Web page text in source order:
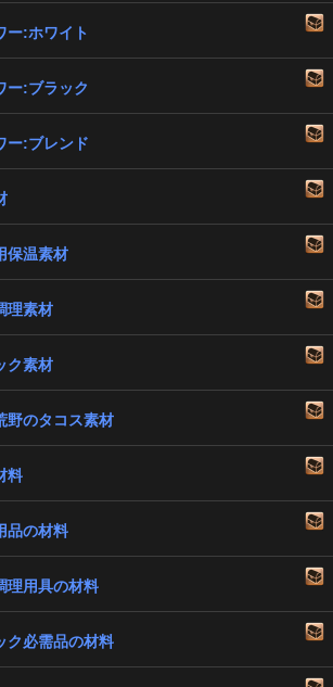
ー:ホワイト
ー:ブラック
ー:ブレンド
保温素材
理素材
ク素材
野のタコス素材
料
品の材料
理用具の材料
ク必需品の材料